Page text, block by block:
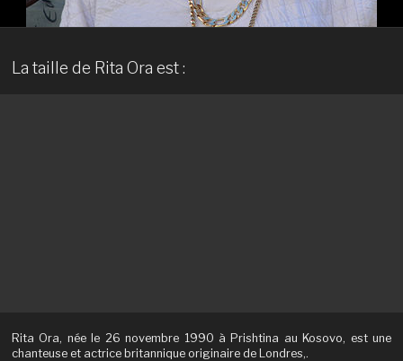
La taille de Rita Ora est :
Rita Ora, née le 26 novembre 1990 à Prishtina au Kosovo, est une
chanteuse et actrice britannique originaire de Londres,.